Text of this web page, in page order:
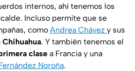
internos, ahí tenemos los
Incluso permite que se
como Andrea Chávez y sus
Chihuahua. Y también tenemos el
clase a Francia y una
Noroña.